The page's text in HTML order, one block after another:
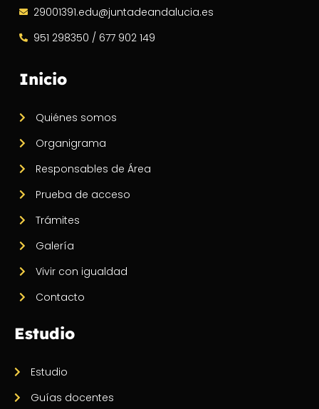
29001391.edu@juntadeandalucia.es
951 298350 / 677 902 149
Inicio
Quiénes somos
Organigrama
Responsables de Área
Prueba de acceso
Trámites
Galería
Vivir con igualdad
Contacto
Estudio
Estudio
Guías docentes